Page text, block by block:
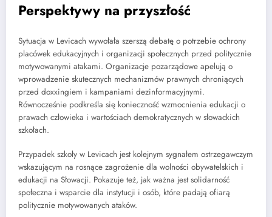
Perspektywy na przyszłość
Sytuacja w Levicach wywołała szerszą debatę o potrzebie ochrony
placówek edukacyjnych i organizacji społecznych przed politycznie
motywowanymi atakami. Organizacje pozarządowe apelują o
wprowadzenie skutecznych mechanizmów prawnych chroniących
przed doxxingiem i kampaniami dezinformacyjnymi.
Równocześnie podkreśla się konieczność wzmocnienia edukacji o
prawach człowieka i wartościach demokratycznych w słowackich
szkołach.
Przypadek szkoły w Levicach jest kolejnym sygnałem ostrzegawczym
wskazującym na rosnące zagrożenie dla wolności obywatelskich i
edukacji na Słowacji. Pokazuje też, jak ważna jest solidarność
społeczna i wsparcie dla instytucji i osób, które padają ofiarą
politycznie motywowanych ataków.